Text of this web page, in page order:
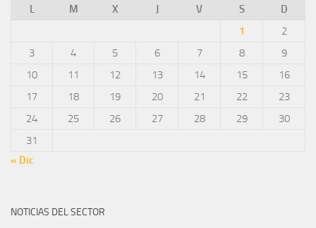
L
M X J V S
D
1
2
3
4 5 6 7 8
9
10
11 12 13 14 15
16
17
18 19 20 21 22
23
24
25 26 27 28 29
30
31
« Dic
NOTICIAS DEL SECTOR